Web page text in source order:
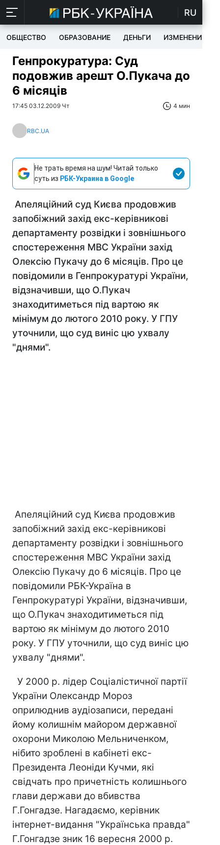
RU
ОБЩЕСТВО ОБРАЗОВАНИЕ ДЕНЬГИ ИЗМЕНЕНИЯ
Генпрокуратура: Суд
подовжив арешт О.Пукача до
6 місяців
17:45 03.12.2009 Чт 4 мин
RBC.UA
Не трать время на шум! Читай только
суть из РБК-Украина в Google
Апеляційний суд Києва продовжив
запобіжний захід екс-керівникові
департаменту розвідки і зовнішнього
спостереження МВС України захід
Олексію Пукачу до 6 місяців. Про це
повідомили в Генпрокуратурі України,
відзначивши, що О.Пукач
знаходитиметься під вартою як
мінімум до лютого 2010 року. У ГПУ
уточнили, що суд виніс цю ухвалу
"днями".
Апеляційний суд Києва продовжив
запобіжний захід екс-керівникові
департаменту розвідки і зовнішнього
спостереження МВС України захід
Олексію Пукачу до 6 місяців. Про це
повідомили РБК-Україна в
Генпрокуратурі України, відзначивши,
що О.Пукач знаходитиметься під
вартою як мінімум до лютого 2010
року. У ГПУ уточнили, що суд виніс цю
ухвалу "днями".
У 2000 р. лідер Соціалістичної партії
України Олександр Мороз
оприлюднив аудіозаписи, передані
йому колишнім майором державної
охорони Миколою Мельниченком,
нібито зроблені в кабінеті екс-
Президента Леоніди Кучми, які
свідчать про причетність колишнього
глави держави до вбивства
Г.Гонгадзе. Нагадаємо, керівник
інтернет-видання "Українська правда"
Г.Гонгадзе зник 16 вересня 2000 р.